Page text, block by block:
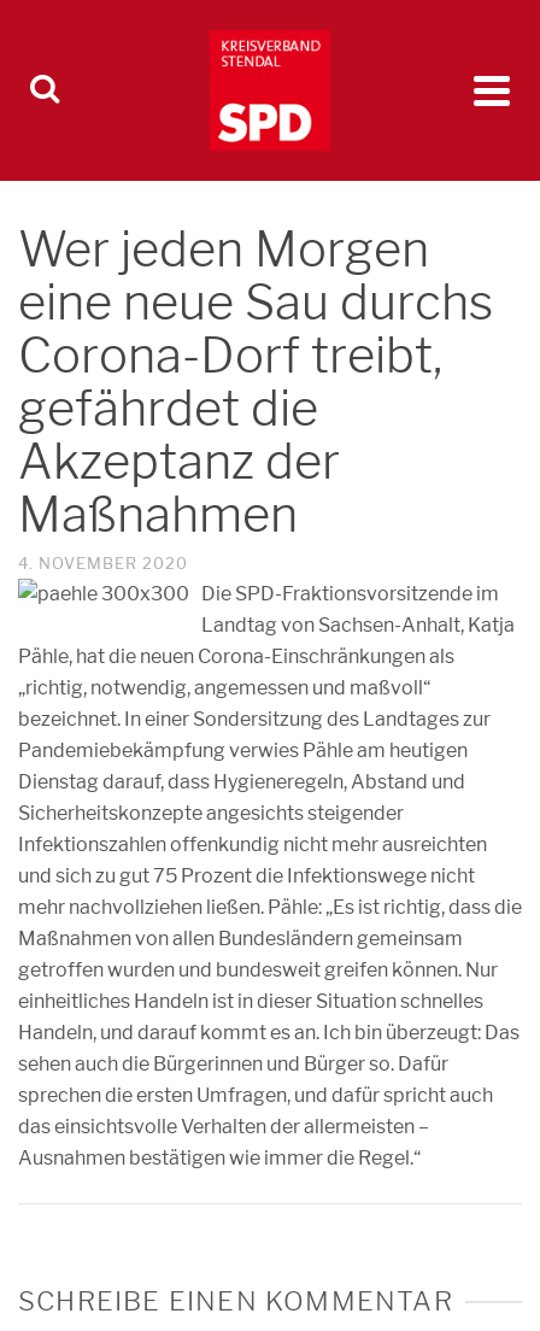
Wer jeden Morgen
eine neue Sau durchs
Corona-Dorf treibt,
gefährdet die
Akzeptanz der
Maßnahmen
4. NOVEMBER 2020
Die SPD-Fraktionsvorsitzende im
Landtag von Sachsen-Anhalt, Katja
Pähle, hat die neuen Corona-Einschränkungen als
„richtig, notwendig, angemessen und maßvoll“
bezeichnet. In einer Sondersitzung des Landtages zur
Pandemiebekämpfung verwies Pähle am heutigen
Dienstag darauf, dass Hygieneregeln, Abstand und
Sicherheitskonzepte angesichts steigender
Infektionszahlen offenkundig nicht mehr ausreichten
und sich zu gut 75 Prozent die Infektionswege nicht
mehr nachvollziehen ließen. Pähle: „Es ist richtig, dass die
Maßnahmen von allen Bundesländern gemeinsam
getroffen wurden und bundesweit greifen können. Nur
einheitliches Handeln ist in dieser Situation schnelles
Handeln, und darauf kommt es an. Ich bin überzeugt: Das
sehen auch die Bürgerinnen und Bürger so. Dafür
sprechen die ersten Umfragen, und dafür spricht auch
das einsichtsvolle Verhalten der allermeisten –
Ausnahmen bestätigen wie immer die Regel.“
SCHREIBE EINEN KOMMENTAR